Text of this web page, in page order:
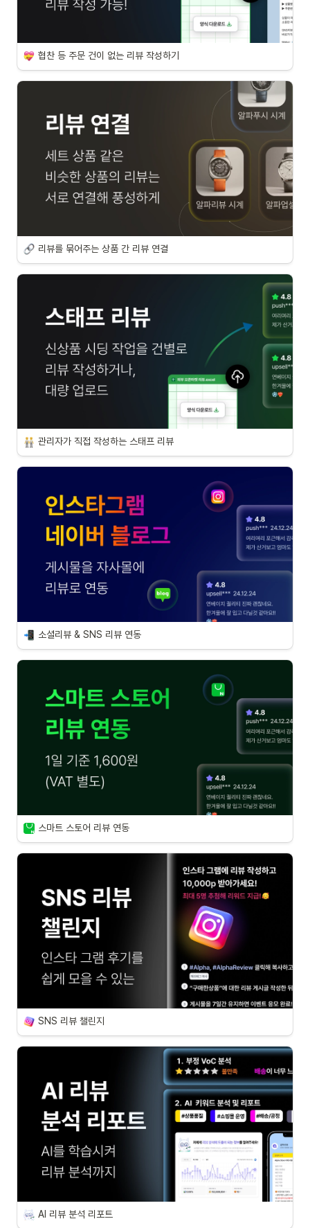
협찬 등 주문 건이 없는 리뷰 작성하기
리뷰를 묶어주는 상품 간 리뷰 연결
관리자가 직접 작성하는 스태프 리뷰
소셜리뷰 & SNS 리뷰 연동
스마트 스토어 리뷰 연동
SNS 리뷰 챌린지
AI 리뷰 분석 리포트